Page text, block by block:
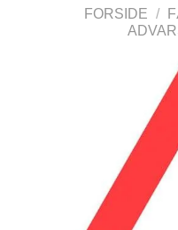
FORSIDE /